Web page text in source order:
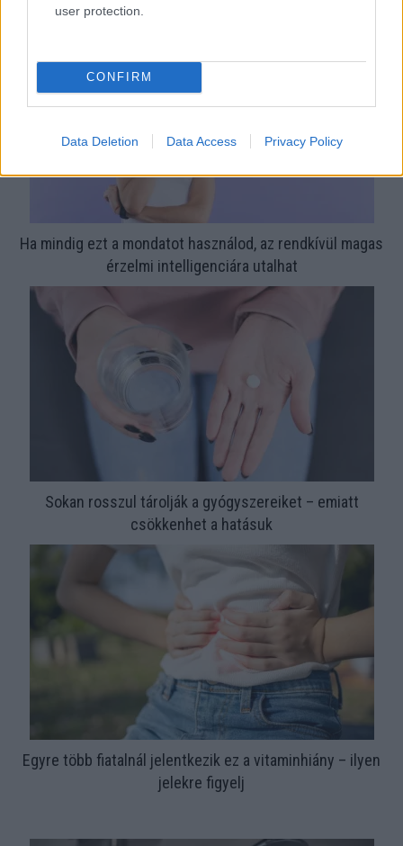
user protection.
CONFIRM
Data Deletion Data Access Privacy Policy
Ha mindig ezt a mondatot használod, az rendkívül magas
érzelmi intelligenciára utalhat
Sokan rosszul tárolják a gyógyszereiket – emiatt
csökkenhet a hatásuk
Egyre több fiatalnál jelentkezik ez a vitaminhiány – ilyen
jelekre figyelj